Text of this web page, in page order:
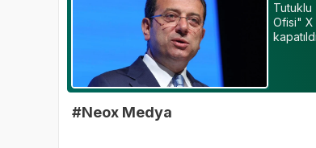
Tutuklu
Ofisi" X
#Neox Medya